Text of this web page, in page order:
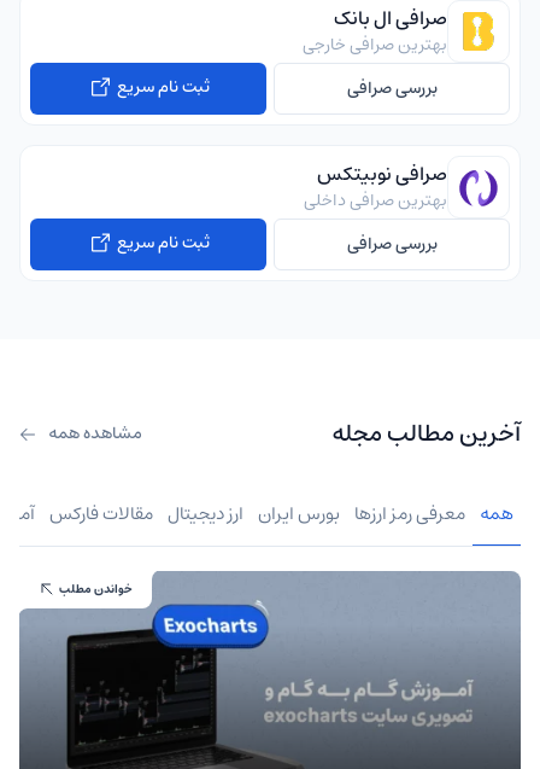
صرافی ال بانک
بهترین صرافی خارجی
بررسی صرافی
ثبت نام سریع
صرافی نوبیتکس
بهترین صرافی داخلی
بررسی صرافی
ثبت نام سریع
آخرین مطالب مجله مشاهده همه
همه معرفی رمز ارزها بورس ایران ارز دیجیتال مقالات فارکس
خواندن مطلب